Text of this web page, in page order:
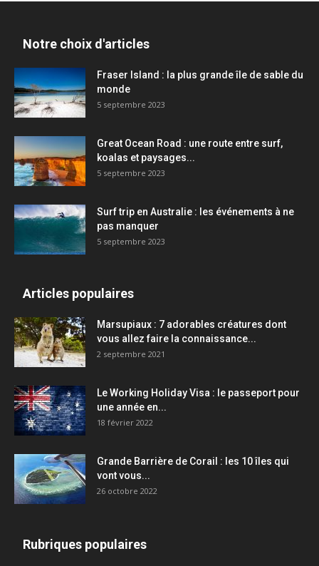
Notre choix d'articles
Fraser Island : la plus grande île de sable du
monde
5 septembre 2023
Great Ocean Road : une route entre surf,
koalas et paysages...
5 septembre 2023
Surf trip en Australie : les événements à ne
pas manquer
5 septembre 2023
Articles populaires
Marsupiaux : 7 adorables créatures dont
vous allez faire la connaissance...
2 septembre 2021
Le Working Holiday Visa : le passeport pour
une année en...
18 février 2022
Grande Barrière de Corail : les 10 îles qui
vont vous...
26 octobre 2022
Rubriques populaires